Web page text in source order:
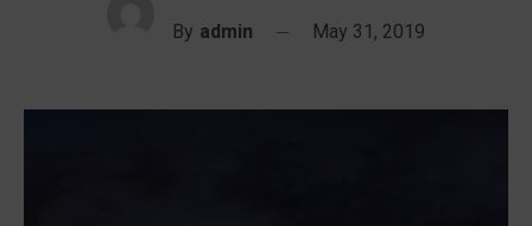
By admin May 31, 2019